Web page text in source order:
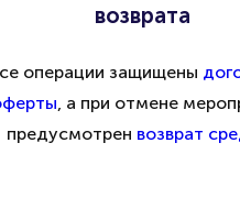
возврата
операции защищены
, а при отмене
предусмотрен возврат